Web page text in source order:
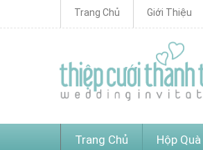
Trang Chủ Giới Thiệu
Trang Chủ Hộp Quà